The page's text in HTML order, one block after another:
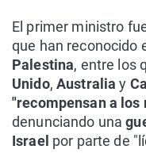
El primer ministro
que han reconocido
Palestina, entre los
Unido, Australiay
"recompensan a
denunciando una
Israel por parte de